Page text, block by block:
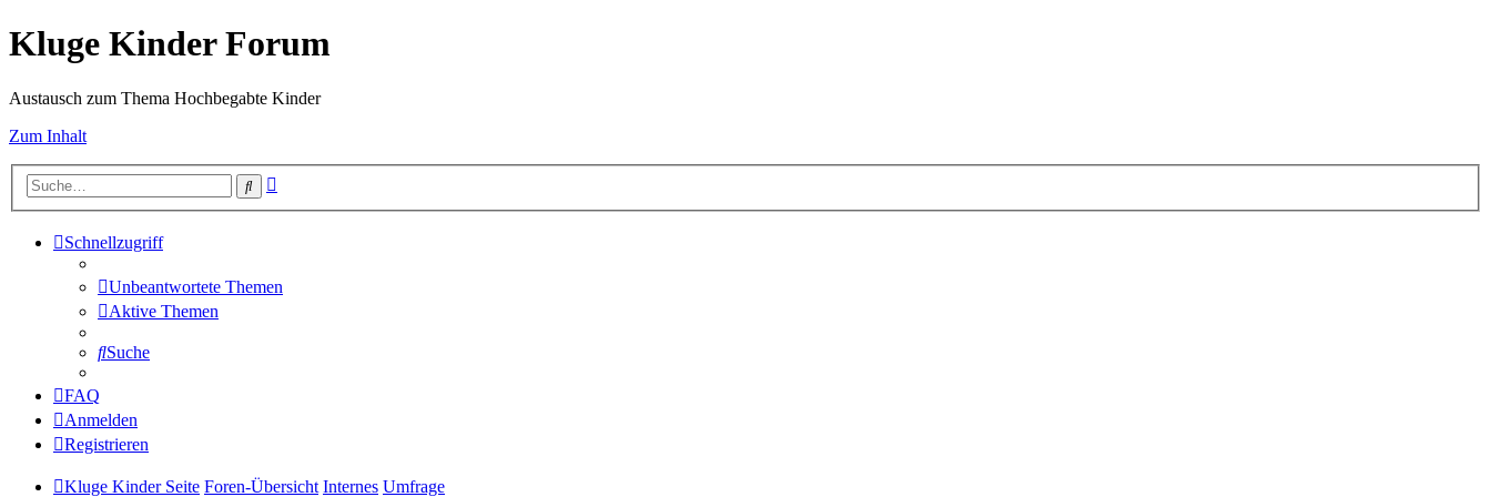
Kluge Kinder Forum
Austausch zum Thema Hochbegabte Kinder
Zum Inhalt
Suche
Schnellzugriff
Unbeantwortete Themen
Aktive Themen
Suche
FAQ
Anmelden
Registrieren
Kluge Kinder Seite Foren-Übersicht Internes Umfrage